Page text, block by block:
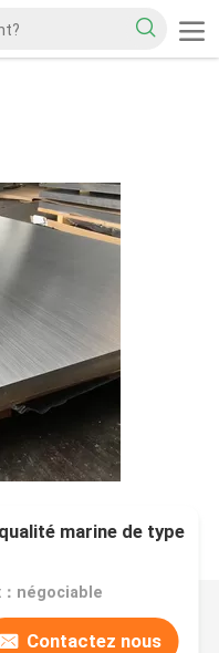
marine de type
：négociable
Contactez nous